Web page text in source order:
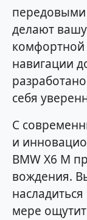
передовыми
делают
комфортной
навигации
себя
С
и
BMW X6 M
вождения.
мере